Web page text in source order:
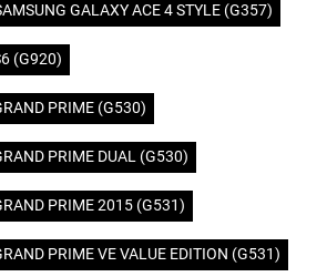
GALAXY ACE 4 STYLE (G357)
(G920)
PRIME (G530)
PRIME DUAL (G530)
PRIME 2015 (G531)
PRIME VE VALUE EDITION (G531)